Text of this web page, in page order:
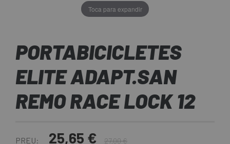
Toca para expandir
PORTABICICLETES
ELITE ADAPT.SAN
REMO RACE LOCK 12
PREU: 25,65 € 27,00 €